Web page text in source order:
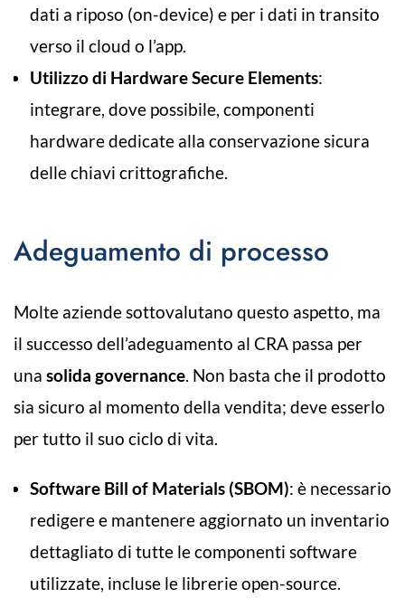
dati a riposo (on-device) e per i dati in transito
verso il cloud o l’app.
Utilizzo di Hardware Secure Elements:
integrare, dove possibile, componenti
hardware dedicate alla conservazione sicura
delle chiavi crittografiche.
Adeguamento di processo
Molte aziende sottovalutano questo aspetto, ma
il successo dell’adeguamento al CRA passa per
una solida governance. Non basta che il prodotto
sia sicuro al momento della vendita; deve esserlo
per tutto il suo ciclo di vita.
Software Bill of Materials (SBOM): è necessario
redigere e mantenere aggiornato un inventario
dettagliato di tutte le componenti software
utilizzate, incluse le librerie open-source.